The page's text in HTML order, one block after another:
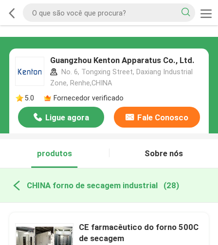
Guangzhou Kenton Apparatus Co., Ltd.
No. 6, Tongxing Street, Daxiang Industrial
Zone, Renhe,CHINA
5.0
Fornecedor verificado
Ligue agora Fale Conosco
produtos Sobre nós
CHINA forno de secagem industrial (28)
CE farmacêutico do forno 500C
de secagem